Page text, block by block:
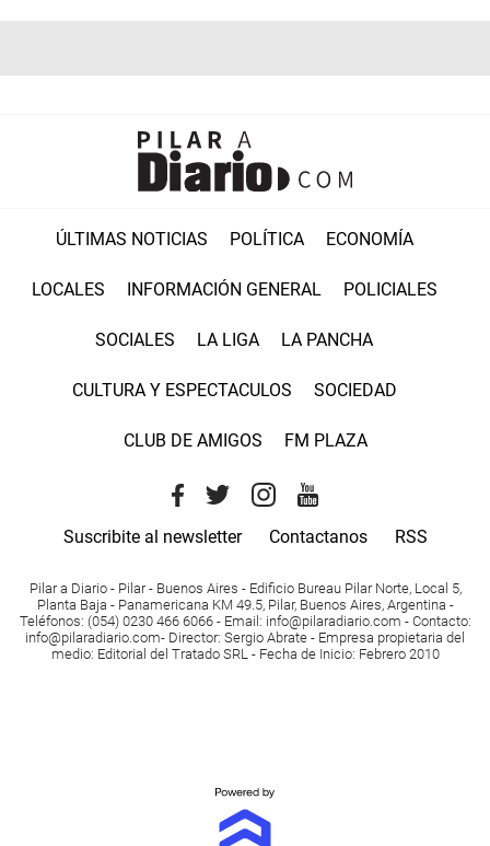
ÚLTIMAS NOTICIAS POLÍTICA ECONOMÍA
LOCALES INFORMACIÓN GENERAL POLICIALES
SOCIALES LA LIGA LA PANCHA
CULTURA Y ESPECTACULOS SOCIEDAD
CLUB DE AMIGOS FM PLAZA
Suscribite al newsletter Contactanos RSS
Pilar a Diario - Pilar - Buenos Aires - Edificio Bureau Pilar Norte, Local 5,
Planta Baja - Panamericana KM 49.5, Pilar, Buenos Aires, Argentina -
Teléfonos: (054) 0230 466 6066 - Email : info@pilaradiario.com - Contacto:
info@pilaradiario.com- Director: Sergio Abrate - Empresa propietaria del
medio: Editorial del Tratado SRL - Fecha de Inicio: Febrero 2010